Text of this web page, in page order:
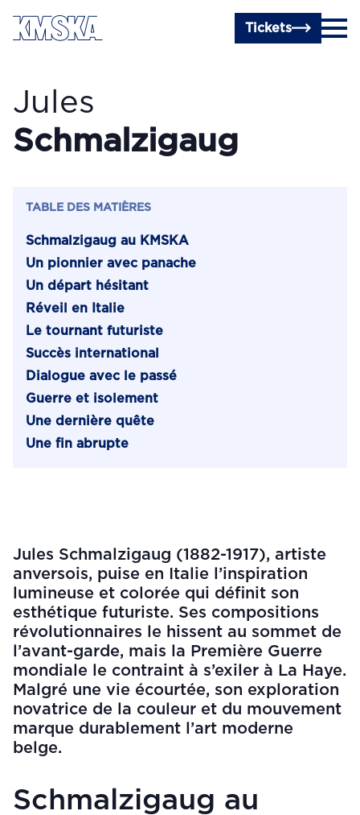
Passer au contenu principal
Tickets
Jules
Schmalzigaug
TABLE DES MATIÈRES
Schmalzigaug au KMSKA
Un pionnier avec panache
Un départ hésitant
Réveil en Italie
Le tournant futuriste
Succès international
Dialogue avec le passé
Guerre et isolement
Une dernière quête
Une fin abrupte
Jules Schmalzigaug (1882-1917), artiste
anversois, puise en Italie l’inspiration
lumineuse et colorée qui définit son
esthétique futuriste. Ses compositions
révolutionnaires le hissent au sommet de
l’avant-garde, mais la Première Guerre
mondiale le contraint à s’exiler à La Haye.
Malgré une vie écourtée, son exploration
novatrice de la couleur et du mouvement
marque durablement l’art moderne
belge.
Schmalzigaug au